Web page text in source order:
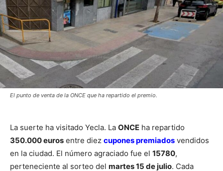
El punto de venta de la ONCE que ha repartido el premio.
La suerte ha visitado Yecla. La ONCE ha repartido
350.000 euros entre diez cupones premiados vendidos
en la ciudad. El número agraciado fue el 15780,
perteneciente al sorteo del martes 15 de julio. Cada